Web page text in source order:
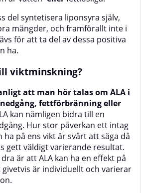
del syntetisera liponsyra själv,
mängder, och framförallt inte i
för att ta del av dessa positiva
ha.
viktminskning?
att man hör talas om ALA i
fettförbränning eller
kan nämligen bidra till en
Hur stor påverkan ett intag
ha på ens vikt är svårt att säga då
gett väldigt varierande resultat.
är att ALA kan ha en effekt på
är individuellt och varierar